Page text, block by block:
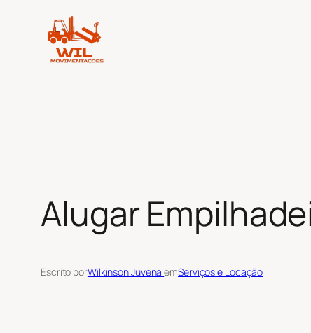
Alugar
Escrito porWilkinson JuvenalemServiços e Locação